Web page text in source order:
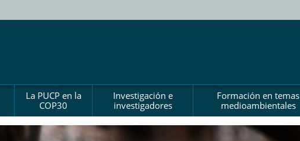
La PUCP en la
COP30
Investigación e
investigadores
Formación en temas
medioambientales